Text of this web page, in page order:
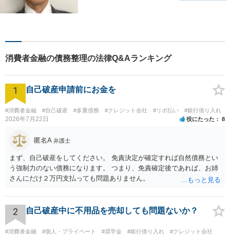
域づくりに貢献いたします。
めにご相談ください！
消費者金融の債務整理の法律Q&Aランキング
1 自己破産申請前にお金を
#消費者金融 #自己破産 #多重債務 #クレジット会社 #リボ払い #銀行借り入れ
2026年7月22日 役にたった 8
匿名A 弁護士
まず、自己破産をしてください。 免責決定が確定すれば自然債務とい
う強制力のない債務になります。 つまり、免責確定後であれば、お姉
さんにだけ２万円支払っても問題ありません。
2 自己破産中に不用品を売却しても問題ないか？
#消費者金融 #個人・プライベート #奨学金 #銀行借り入れ
#クレジット会社